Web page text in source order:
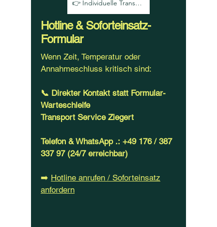
👉 Individuelle Transportplanung starten
Hotline & Soforteinsatz-
Formular
Wenn Zeit, Temperatur oder
Annahmeschluss kritisch sind:
📞 Direkter Kontakt statt Formular-
Warteschleife
Transport Service Ziegert
Telefon & WhatsApp .: +49 176 / 387
337 97(24/7 erreichbar)
➡️ Hotline anrufen / Soforteinsatz
anfordern